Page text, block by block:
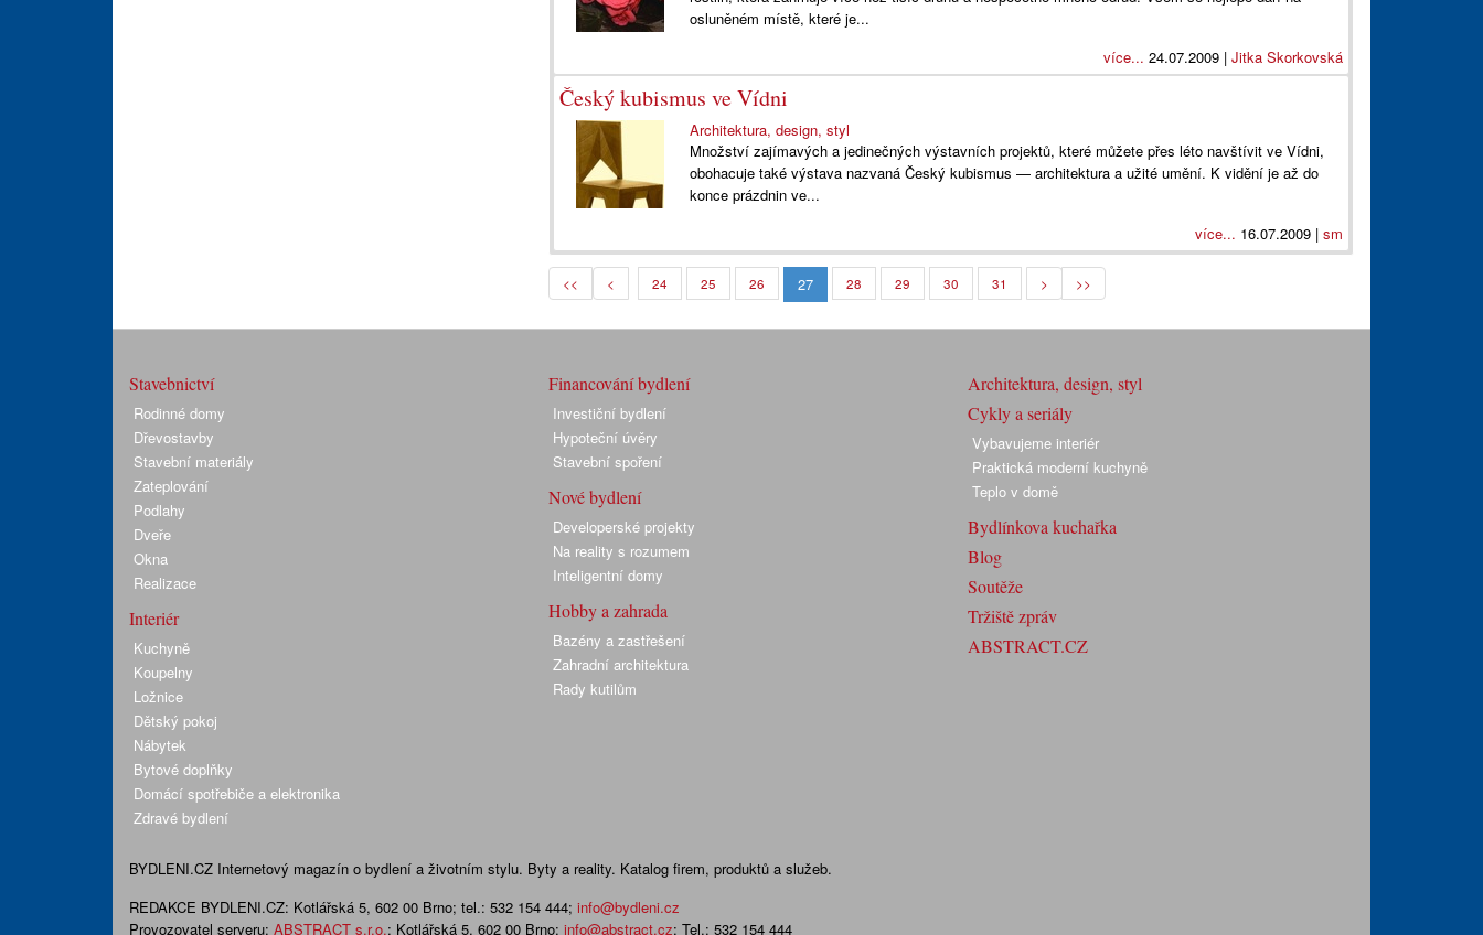
osluněném místě, které je...
více... 24.07.2009 | Jitka Skorkovská
Český kubismus ve Vídni
Architektura, design, styl
Množství zajímavých a jedinečných výstavních projektů, které můžete přes léto navštívit ve Vídni,
obohacuje také výstava nazvaná Český kubismus — architektura a užité umění. K vidění je až do
konce prázdnin ve...
více... 16.07.2009 | sm
<< < 24 25 26 27 28 29 30 31 > >>
Stavebnictví
Rodinné domy
Dřevostavby
Stavební materiály
Zateplování
Podlahy
Dveře
Okna
Realizace
Interiér
Kuchyně
Koupelny
Ložnice
Dětský pokoj
Nábytek
Bytové doplňky
Domácí spotřebiče a elektronika
Zdravé bydlení
Financování bydlení
Investiční bydlení
Hypoteční úvěry
Stavební spoření
Nové bydlení
Developerské projekty
Na reality s rozumem
Inteligentní domy
Hobby a zahrada
Bazény a zastřešení
Zahradní architektura
Rady kutilům
Architektura, design, styl
Cykly a seriály
Vybavujeme interiér
Praktická moderní kuchyně
Teplo v domě
Bydlínkova kuchařka
Blog
Soutěže
Tržiště zpráv
ABSTRACT.CZ
BYDLENI.CZ Internetový magazín o bydlení a životním stylu. Byty a reality. Katalog firem, produktů a služeb.
REDAKCE BYDLENI.CZ: Kotlářská 5, 602 00 Brno; tel.: 532 154 444; info@bydleni.cz
Provozovatel serveru: ABSTRACT s.r.o.; Kotlářská 5, 602 00 Brno; info@abstract.cz; Tel.: 532 154 444